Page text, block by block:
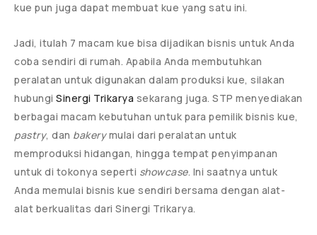
kue pun juga dapat membuat kue yang satu ini.
Jadi, itulah 7 macam kue bisa dijadikan bisnis untuk Anda
coba sendiri di rumah. Apabila Anda membutuhkan
peralatan untuk digunakan dalam produksi kue, silakan
hubungi Sinergi Trikarya sekarang juga. STP menyediakan
berbagai macam kebutuhan untuk para pemilik bisnis kue,
pastry, dan bakerymulai dari peralatan untuk
memproduksi hidangan, hingga tempat penyimpanan
untuk di tokonya seperti showcase. Ini saatnya untuk
Anda memulai bisnis kue sendiri bersama dengan alat-
alat berkualitas dari Sinergi Trikarya.